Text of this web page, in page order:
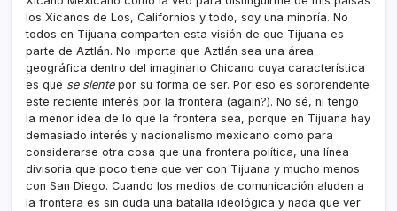
los Xicanos de Los, Californios y todo, soy una minorí­a. No
todos en Tijuana comparten esta visión de que Tijuana es
parte de Aztlán. No importa que Aztlán sea una área
geográfica dentro del imaginario Chicano cuya caracterí­stica
es que se sientepor su forma de ser. Por eso es sorprendente
este reciente interés por la frontera (again?). No sé, ni tengo
la menor idea de lo que la frontera sea, porque en Tijuana hay
demasiado interés y nacionalismo mexicano como para
considerarse otra cosa que una frontera polí­tica, una lí­nea
divisoria que poco tiene que ver con Tijuana y mucho menos
con San Diego. Cuando los medios de comunicación aluden a
la frontera es sin duda una batalla ideológica y nada que ver